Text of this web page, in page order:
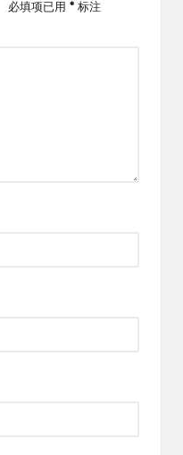
必填项已用 * 标注